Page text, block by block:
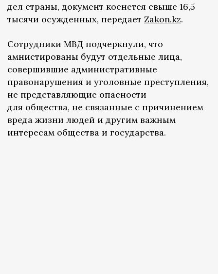
дел страны, документ коснется свыше 16,5
тысячи осужденных, передает Zakon.kz.
Сотрудники МВД подчеркнули, что
амнистированы будут отдельные лица,
совершившие административные
правонарушения и уголовные преступления,
не представляющие опасности
для общества, не связанные с причинением
вреда жизни людей и другим важным
интересам общества и государства.